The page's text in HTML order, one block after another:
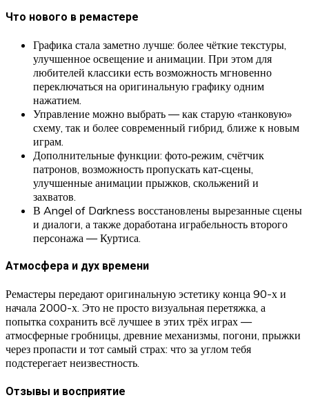
Что нового в ремастере
Графика стала заметно лучше: более чёткие текстуры,
улучшенное освещение и анимации. При этом для
любителей классики есть возможность мгновенно
переключаться на оригинальную графику одним
нажатием.
Управление можно выбрать — как старую «танковую»
схему, так и более современный гибрид, ближе к новым
играм.
Дополнительные функции: фото‑режим, счётчик
патронов, возможность пропускать кат‑сцены,
улучшенные анимации прыжков, скольжений и
захватов.
В Angel of Darkness восстановлены вырезанные сцены
и диалоги, а также доработана играбельность второго
персонажа — Куртиса.
Атмосфера и дух времени
Ремастеры передают оригинальную эстетику конца 90-х и
начала 2000-х. Это не просто визуальная перетяжка, а
попытка сохранить всё лучшее в этих трёх играх —
атмосферные гробницы, древние механизмы, погони, прыжки
через пропасти и тот самый страх: что за углом тебя
подстерегает неизвестность.
Отзывы и восприятие